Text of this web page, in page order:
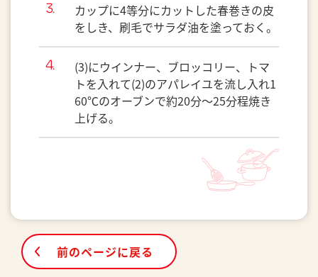
カップに4等分にカットした春巻きの皮
をしき、刷毛でサラダ油を塗っておく。
(3)にウインナー、ブロッコリー、トマ
トを入れて(2)のアパレイユを流し入れ1
60℃のオーブンで約20分～25分程焼き
上げる。
前のページに戻る